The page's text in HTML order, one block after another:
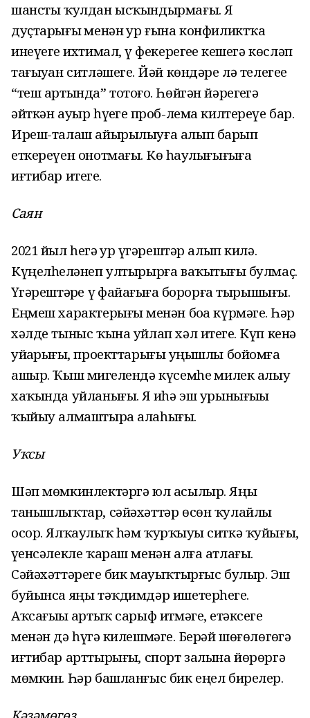
шансты ҡулдан ысҡындырмағыҙ. Яҙ
дуҫтарығыҙ менән ҙур ғына конфиликтҡа
инеүегеҙ ихтимал, үҙ фекерегеҙҙе кешегә көсләп
тағыуҙан ситләшегеҙ. Йәй көндәре лә телегеҙҙе
“теш артында” тотоғоҙ. Һөйгән йәрегеҙгә
әйткән ауыр һүҙегеҙ проб-лема килтереүе бар.
Иреш-талаш айырылыуға алып барып
еткереүен онотмағыҙ. Көҙ һаулығығыҙға
иғтибар итегеҙ.
Саян
2021 йыл һеҙгә ҙур үҙгәрештәр алып килә.
Күңелһеҙләнеп ултырырға ваҡытығыҙ булмаҫ.
Үҙгәрештәрҙе үҙ файҙағыҙға борорға тырышығыҙ.
Еңмеш характерығыҙ менән боҙа күрмәгеҙ. Һәр
хәлде тыныс ҡына уйлап хәл итегеҙ. Күп кенә
уйҙарығыҙ, проекттарығыҙ уңышлы бойомға
ашыр. Ҡыш миҙгелендә күсемһеҙ милек алыу
хаҡында уйланығыҙ. Яҙ иһә эш урынығыҙҙы
ҡыйыу алмаштыра алаһығыҙ.
Уҡсы
Шәп мөмкинлектәргә юл асылыр. Яңы
танышлыҡтар, сәйәхәттәр өсөн ҡулайлы
осор. Ялҡаулыҡ һәм ҡурҡыуҙы ситкә ҡуйығыҙ,
үҙенсәлекле ҡараш менән алға атлағыҙ.
Сәйәхәттәрегеҙ бик мауыҡтырғыс булыр. Эш
буйынса яңы тәҡдимдәр ишетерһегеҙ.
Аҡсағыҙҙы артыҡ сарыф итмәгеҙ, етәксегеҙ
менән дә һүҙгә килешмәгеҙ. Берәй шөғөлөгөҙгә
иғтибар арттырығыҙ, спорт залына йөрөргә
мөмкин. Һәр башланғыс бик еңел бирелер.